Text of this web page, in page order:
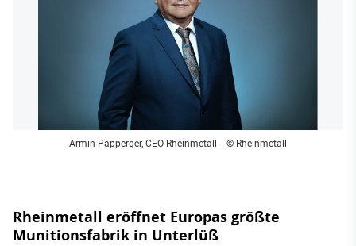
Armin Papperger, CEO Rheinmetall - © Rheinmetall
Rheinmetall eröffnet Europas größte
Munitionsfabrik in Unterlüß